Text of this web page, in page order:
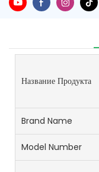
Название Продукта
Brand Name
Model Number